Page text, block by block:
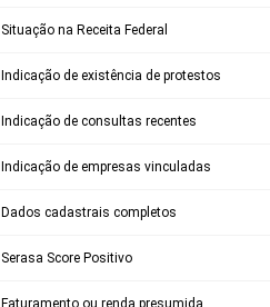
Situação na Receita Federal
Indicação de existência de protestos
Indicação de consultas recentes
Indicação de empresas vinculadas
Dados cadastrais completos
Serasa Score Positivo
Faturamento ou renda presumida